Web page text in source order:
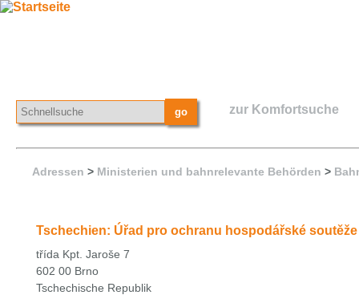
zur Komfortsuche
Adressen > Ministerien und bahnrelevante Behörden >
Tschechien: Úřad pro ochranu hospodářské soutěže
třída Kpt. Jaroše 7
602 00 Brno
Tschechische Republik